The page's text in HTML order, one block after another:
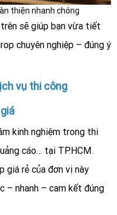
thiện nhanh chóng
sẽ giúp bạn vừa tiết
chuyên nghiệp – đúng ý
vụ thi công
kinh nghiệm trong thi
cáo… tại TP.HCM .
giá rẻ của đơn vị này
– nhanh – cam kết đúng